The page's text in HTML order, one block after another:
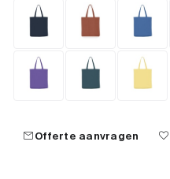
mailOfferte aanvragen favorite